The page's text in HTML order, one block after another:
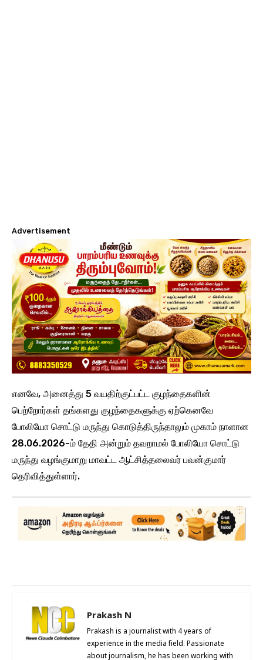
Advertisement
எனவே, அனைத்து 5 வயதிற்குட்பட்ட குழந்தைகளின்
பெற்றோர்கள் தங்களது குழந்தைகளுக்கு ஏற்கெனவே
போலியோ சொட்டு மருந்து கொடுத்திருந்தாலும் முகாம் நாளான
28.06.2026-ம் தேதி அன்றும் தவறாமல் போலியோ சொட்டு
மருந்து வழங்குமாறு மாவட்ட ஆட்சித்தலைவர் பவன்குமார்
தெரிவித்துள்ளார்.
Prakash N
Prakash is a journalist with 4 years of
experience in the media field. Passionate
about journalism, he has been working with